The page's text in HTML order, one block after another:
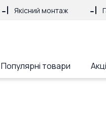
Якісний монтаж
Популярні товари